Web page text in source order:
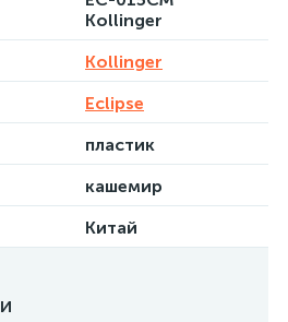
Kollinger
Kollinger
Eclipse
пластик
кашемир
Китай